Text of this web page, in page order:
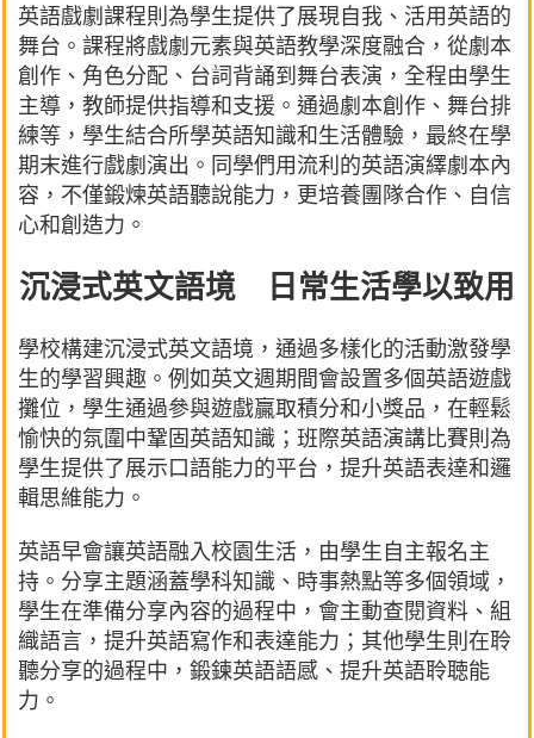
英語戲劇課程則為學生提供了展現自我、活用英語的
舞台。課程將戲劇元素與英語教學深度融合，從劇本
創作、角色分配、台詞背誦到舞台表演，全程由學生
主導，教師提供指導和支援。通過劇本創作、舞台排
練等，學生結合所學英語知識和生活體驗，最終在學
期末進行戲劇演出。同學們用流利的英語演繹劇本內
容，不僅鍛煉英語聽說能力，更培養團隊合作、自信
心和創造力。
沉浸式英文語境 日常生活學以致用
學校構建沉浸式英文語境，通過多樣化的活動激發學
生的學習興趣。例如英文週期間會設置多個英語遊戲
攤位，學生通過參與遊戲贏取積分和小獎品，在輕鬆
愉快的氛圍中鞏固英語知識；班際英語演講比賽則為
學生提供了展示口語能力的平台，提升英語表達和邏
輯思維能力。
英語早會讓英語融入校園生活，由學生自主報名主
持。分享主題涵蓋學科知識、時事熱點等多個領域，
學生在準備分享內容的過程中，會主動查閱資料、組
織語言，提升英語寫作和表達能力；其他學生則在聆
聽分享的過程中，鍛鍊英語語感、提升英語聆聴能
力。